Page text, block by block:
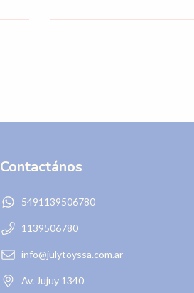
Contactános
5491139506780
1139506780
info@julytoyssa.com.ar
Av. Jujuy 1340